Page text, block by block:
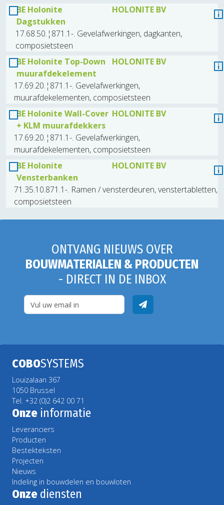
BE Holonite
Dagstukken
HOLONITE BV
17.68.50.¦871.1-. Gevelafwerkingen, dagkanten,
composietsteen
BE Holonite Top-Down
muurafdekelement
HOLONITE BV
17.69.20.¦871.1-. Gevelafwerkingen,
muurafdekelementen, composietsteen
BE Holonite Wall-Cover
+ KLM muurafdekkers
HOLONITE BV
17.69.20.¦871.1-. Gevelafwerkingen,
muurafdekelementen, composietsteen
BE Holonite
Vensterbanken
HOLONITE BV
71.35.10.871.1-. Ramen / vensterdeuren, venstertabletten,
composietsteen
ONTVANG NIEUWS OVER
BOUWMATERIALEN & PRODUCTEN
- DIRECT IN DE INBOX
COBOSYSTEMS
Louizalaan 367
1050 Brussel
Tel. +32 (0)2 642 00 71
Onze informatie
Leveranciers
Producten
Bestekteksten
Projecten
Nieuws
Indeling in bouwdelen en bouwloten
Onze diensten